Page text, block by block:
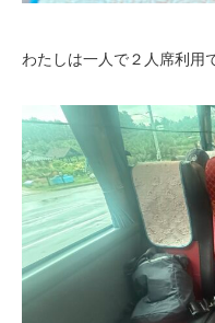
わたしは一人で２人席利用